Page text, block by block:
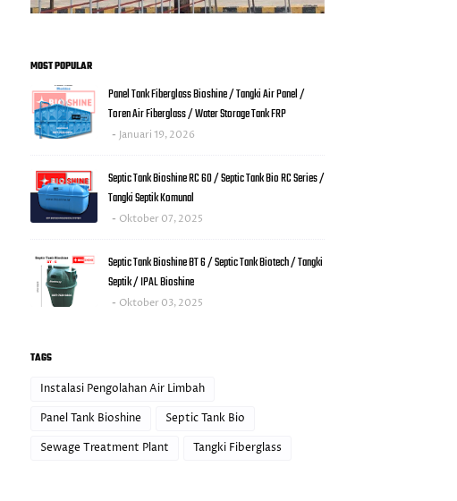
MOST POPULAR
Panel Tank Fiberglass Bioshine / Tangki Air Panel /
Toren Air Fiberglass / Water Storage Tank FRP
Januari 19, 2026
Septic Tank Bioshine RC 60 / Septic Tank Bio RC Series /
Tangki Septik Komunal
Oktober 07, 2025
Septic Tank Bioshine BT 6 / Septic Tank Biotech / Tangki
Septik / IPAL Bioshine
Oktober 03, 2025
TAGS
Instalasi Pengolahan Air Limbah
Panel Tank Bioshine
Septic Tank Bio
Sewage Treatment Plant
Tangki Fiberglass